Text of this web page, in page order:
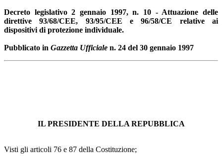
Decreto legislativo 2 gennaio 1997, n. 10 - Attuazione delle
direttive 93/68/CEE, 93/95/CEE e 96/58/CE relative ai
dispositivi di protezione individuale.
Pubblicato in Gazzetta Ufficiale n. 24 del 30 gennaio 1997
IL PRESIDENTE DELLA REPUBBLICA
Visti gli articoli 76 e 87 della Costituzione;